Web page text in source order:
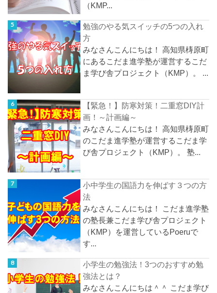
（KMP...
勉強のやる気スイッチの5つの入れ
方
みなさんこんにちは！ 高知県梼原町
にあるこだま進学塾が運営するこだ
ま学び舎プロジェクト（KMP）。 ...
【緊急！】防寒対策！二重窓DIY計
画！～計画編～
みなさんこんにちは！ 高知県梼原町
のこだま進学塾が運営するこだま学
び舎プロジェクト（KMP）。 塾...
小中学生の国語力を伸ばす３つの方
法
みなさんこんにちは！ こだま進学塾
の塾長兼こだま学び舎プロジェクト
（KMP）を運営しているPoeruで
す...
小学生の勉強法！3つのおすすめ勉
強法とは？
みなさんこんにちは＾＾ こだま学び